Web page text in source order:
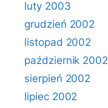
luty 2003
grudzień 2002
listopad 2002
październik 2002
sierpień 2002
lipiec 2002